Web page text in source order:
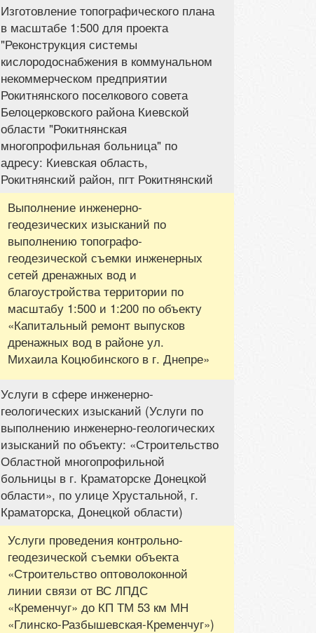
Изготовление топографического плана
в масштабе 1:500 для проекта
"Реконструкция системы
кислородоснабжения в коммунальном
некоммерческом предприятии
Рокитнянского поселкового совета
Белоцерковского района Киевской
области "Рокитнянская
многопрофильная больница" по
адресу: Киевская область,
Рокитнянский район, пгт Рокитнянский
Выполнение инженерно-
геодезических изысканий по
выполнению топографо-
геодезической съемки инженерных
сетей дренажных вод и
благоустройства территории по
масштабу 1:500 и 1:200 по объекту
«Капитальный ремонт выпусков
дренажных вод в районе ул.
Михаила Коцюбинского в г. Днепре»
Услуги в сфере инженерно-
геологических изысканий (Услуги по
выполнению инженерно-геологических
изысканий по объекту: «Строительство
Областной многопрофильной
больницы в г. Краматорске Донецкой
области», по улице Хрустальной, г.
Краматорска, Донецкой области)
Услуги проведения контрольно-
геодезической съемки объекта
«Строительство оптоволоконной
линии связи от ВС ЛПДС
«Кременчуг» до КП ТМ 53 км МН
«Глинско-Разбышевская-Кременчуг»)